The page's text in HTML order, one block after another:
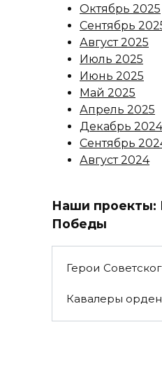
Октябрь 2025
Сентябрь
Август 2025
Июль 2025
Июнь 2025
Май 2025
Апрель 2025
Декабрь 2024
Сентябрь
Август 2024
Наши проекты:
Победы
Герои
Кавалеры